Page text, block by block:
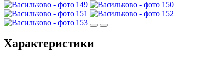
Характеристики